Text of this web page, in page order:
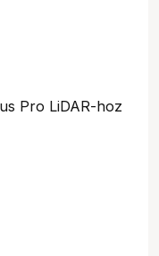
Pro LiDAR-hoz